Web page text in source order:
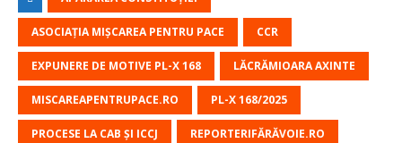
ASOCIAȚIA MIȘCAREA PENTRU PACE CCR
EXPUNERE DE MOTIVE PL-X 168 LĂCRĂMIOARA AXINTE
MISCAREAPENTRUPACE.RO PL-X 168/2025
PROCESE LA CAB ȘI ICCJ REPORTERIFĂRĂVOIE.RO